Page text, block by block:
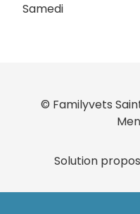
Samedi
© Familyvets
Solution